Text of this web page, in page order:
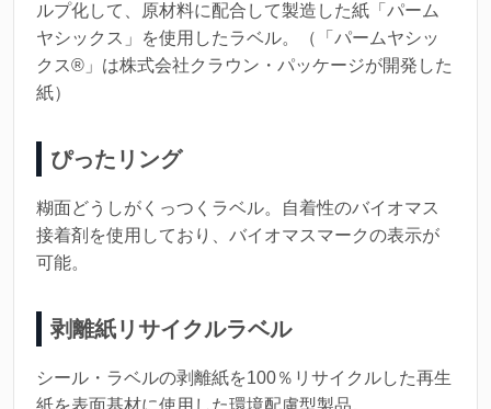
ルプ化して、原材料に配合して製造した紙「パーム
ヤシックス」を使用したラベル。（「パームヤシッ
クス®」は株式会社クラウン・パッケージが開発した
紙）
ぴったリング
糊面どうしがくっつくラベル。自着性のバイオマス
接着剤を使用しており、バイオマスマークの表示が
可能。
剥離紙リサイクルラベル
シール・ラベルの剥離紙を100％リサイクルした再生